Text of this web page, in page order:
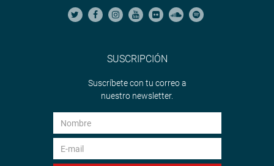
SUSCRIPCIÓN
Suscríbete con tu correo a
nuestro newsletter.